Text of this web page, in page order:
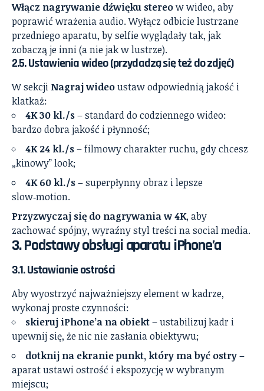
Włącz nagrywanie dźwięku stereow wideo, aby
poprawić wrażenia audio. Wyłącz odbicie lustrzane
przedniego aparatu, by selfie wyglądały tak, jak
zobaczą je inni (a nie jak w lustrze).
2.5. Ustawienia wideo (przydadzą się też do zdjęć)
W sekcji Nagraj wideoustaw odpowiednią jakość i
klatkaż:
4K 30 kl./s– standard do codziennego wideo:
bardzo dobra jakość i płynność;
4K 24 kl./s– filmowy charakter ruchu, gdy chcesz
„kinowy” look;
4K 60 kl./s– superpłynny obraz i lepsze
slow‑motion.
Przyzwyczaj się do nagrywania w 4K, aby
zachować spójny, wyraźny styl treści na social media.
3. Podstawy obsługi aparatu iPhone’a
3.1. Ustawianie ostrości
Aby wyostrzyć najważniejszy element w kadrze,
wykonaj proste czynności:
skieruj iPhone’a na obiekt– ustabilizuj kadr i
upewnij się, że nic nie zasłania obiektywu;
dotknij na ekranie punkt, który ma być ostry–
aparat ustawi ostrość i ekspozycję w wybranym
miejscu;